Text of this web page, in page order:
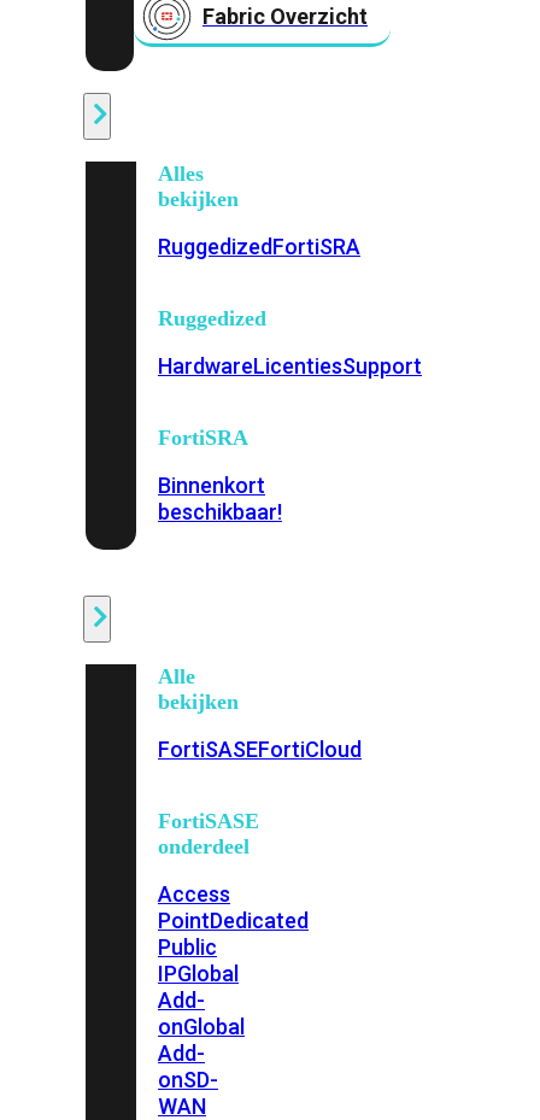
Fabric Overzicht
Alles
bekijken
RuggedizedFortiSRA
Ruggedized
HardwareLicentiesSupport
FortiSRA
Binnenkort
beschikbaar!
Alle
bekijken
FortiSASEFortiCloud
FortiSASE
onderdeel
Access
PointDedicated
Public
IPGlobal
Add-
onGlobal
Add-
onSD-
WAN